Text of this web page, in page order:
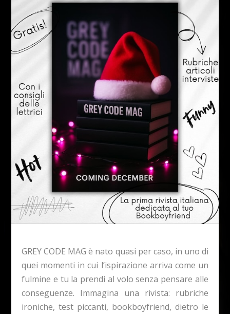
GREY CODE MAG è nato quasi per caso, in uno di
quei momenti in cui l’ispirazione arriva come un
fulmine e tu la prendi al volo senza pensare alle
conseguenze. Immagina una rivista: rubriche
ironiche, test piccanti, bookboyfriend, dietro le